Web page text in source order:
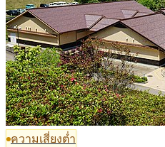
ความเสี่ยงต่ำ